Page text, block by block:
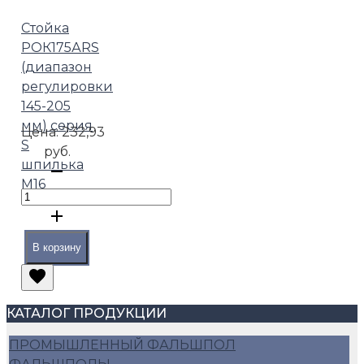
Стойка
РОК175АRS
(диапазон
регулировки
145-205
мм) серия
S
шпилька
М16
Цена:232,93
руб.
В корзину
КАТАЛОГ ПРОДУКЦИИ
ПРОМЫШЛЕННЫЙ ФАЛЬШПОЛ